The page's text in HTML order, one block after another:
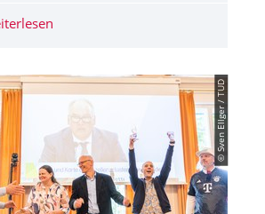
von Herzproblemen
der DFG: TUD-Professur Jürgen
© Sven Ellger / TUD